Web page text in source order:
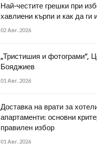
Най-честите грешки при
хавлиени кърпи и как да ги
02 Авг. 2026
„Тристишия и фотограми“,
Бояджиев
01 Авг. 2026
Доставка на врати за
апартаменти: основни
правилен избор
01 Авг. 2026